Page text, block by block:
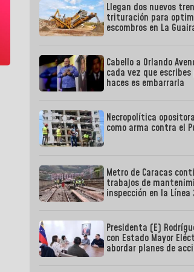
Llegan dos nuevos
trituración para
escombros en La
Cabello a Orlando
cada vez que
haces es embarrarla
Necropolítica
como arma contra el
Metro de Caracas
trabajos de
inspección en la Línea
Presidenta (E)
con Estado Mayor
abordar planes de